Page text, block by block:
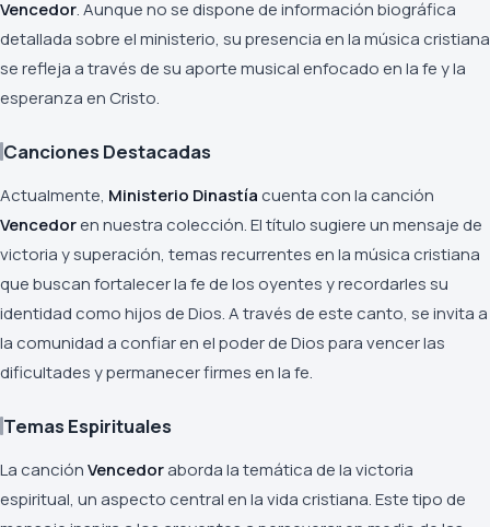
Vencedor. Aunque no se dispone de información biográfica
detallada sobre el ministerio, su presencia en la música cristiana
se refleja a través de su aporte musical enfocado en la fe y la
esperanza en Cristo.
Canciones Destacadas
Actualmente, Ministerio Dinastíacuenta con la canción
Vencedoren nuestra colección. El título sugiere un mensaje de
victoria y superación, temas recurrentes en la música cristiana
que buscan fortalecer la fe de los oyentes y recordarles su
identidad como hijos de Dios. A través de este canto, se invita a
la comunidad a confiar en el poder de Dios para vencer las
dificultades y permanecer firmes en la fe.
Temas Espirituales
La canciónVencedoraborda la temática de la victoria
espiritual, un aspecto central en la vida cristiana. Este tipo de